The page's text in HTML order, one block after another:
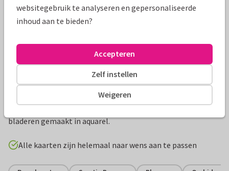
Productinformatie
Rouwkaart met mooie witte orchideeën in het wit en groene
bladeren gemaakt in aquarel.
Alle kaarten zijn helemaal naar wens aan te passen
websitegebruik te analyseren en gepersonaliseerde
inhoud aan te bieden?
Weigeren
Zelf instellen
Accepteren